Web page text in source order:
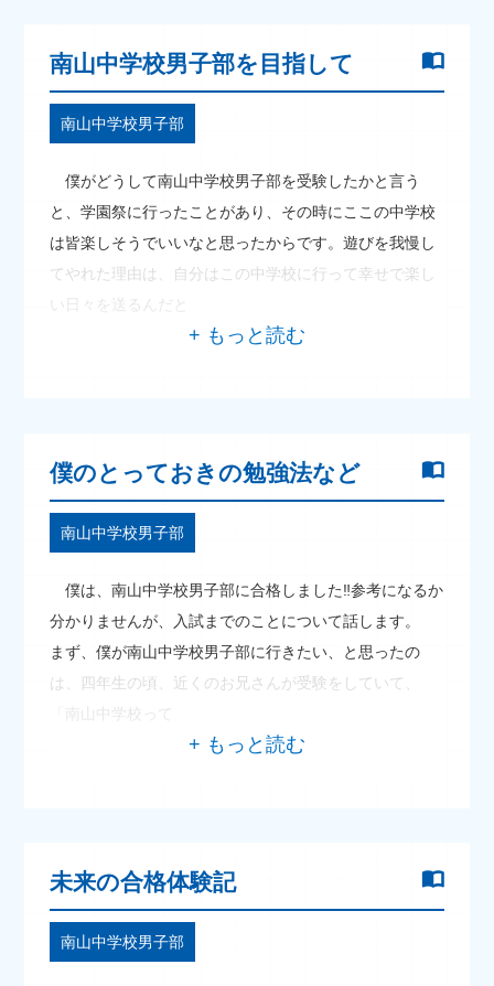
南山中学校男子部を目指して
南山中学校男子部
僕がどうして南山中学校男子部を受験したかと言う
と、学園祭に行ったことがあり、その時にここの中学校
は皆楽しそうでいいなと思ったからです。遊びを我慢し
てやれた理由は、自分はこの中学校に行って幸せで楽し
い日々を送るんだと
僕のとっておきの勉強法など
南山中学校男子部
僕は、南山中学校男子部に合格しました‼参考になるか
分かりませんが、入試までのことについて話します。
まず、僕が南山中学校男子部に行きたい、と思ったの
は、四年生の頃、近くのお兄さんが受験をしていて、
「南山中学校って
未来の合格体験記
南山中学校男子部